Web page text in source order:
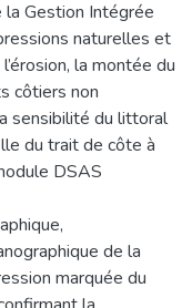
la Gestion Intégrée
naturelles et
la montée du
côtiers non
sensibilité du littoral
du trait de côte à
DSAS
de la
marquée du